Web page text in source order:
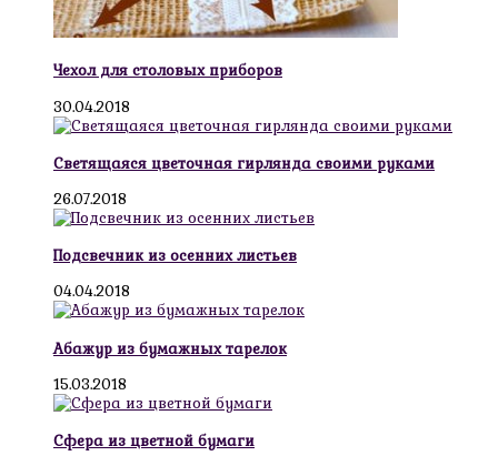
Чехол для столовых приборов
30.04.2018
Светящаяся цветочная гирлянда своими руками
26.07.2018
Подсвечник из осенних листьев
04.04.2018
Абажур из бумажных тарелок
15.03.2018
Сфера из цветной бумаги